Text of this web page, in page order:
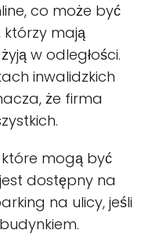
co może być
mają
w odległości.
inwalidzkich
że firma
które mogą być
dostępny na
na ulicy, jeśli